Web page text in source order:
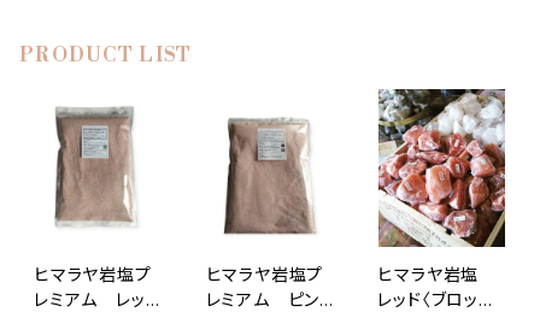
PRODUCT LIST
ヒマラヤ岩塩プ
レミアム レッド
ヒマラヤ岩塩プ
レミアム ピン
ヒマラヤ岩塩
レッド〈ブロック〉